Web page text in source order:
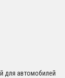
для автомобилей